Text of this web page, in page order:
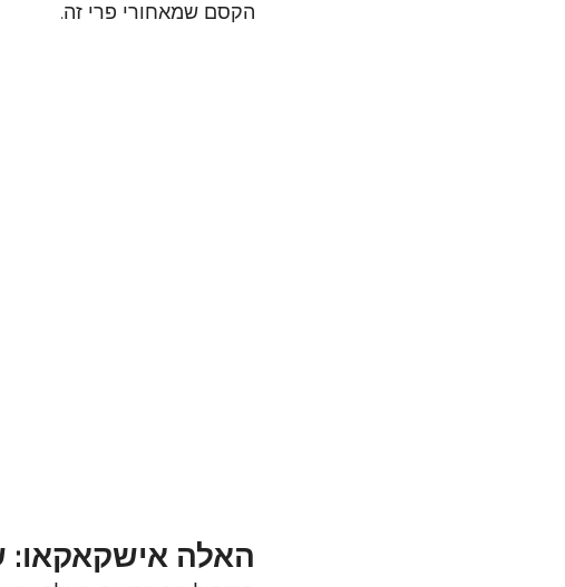
הקסם שמאחורי פרי זה.
האלה אישקאקאו: